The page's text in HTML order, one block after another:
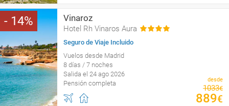
14 Vinaroz
Hotel Rh Vinaros Aura
Seguro de Viaje Incluido
Vuelos desde Madrid
8 días / 7 noches
Salida el 24 ago 2026
Pensión completa
desde
1033€
889€